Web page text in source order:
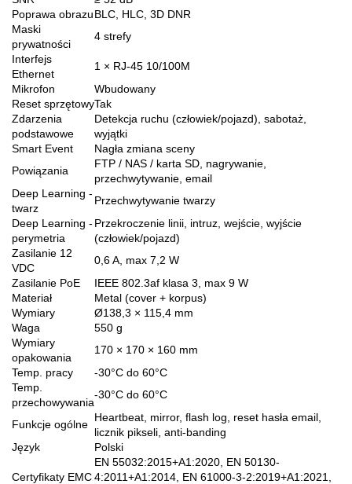
Poprawa obrazuBLC, HLC, 3D DNR
Maski
prywatności
4 strefy
Interfejs
Ethernet
1 × RJ-45 10/100M
Mikrofon
Wbudowany
Reset sprzętowyTak
Zdarzenia
podstawowe
Detekcja ruchu (człowiek/pojazd), sabotaż,
wyjątki
Smart Event
Nagła zmiana sceny
Powiązania
FTP / NAS / karta SD, nagrywanie,
przechwytywanie, email
Deep Learning -
twarz
Przechwytywanie twarzy
Deep Learning -
perymetria
Przekroczenie linii, intruz, wejście, wyjście
(człowiek/pojazd)
Zasilanie 12
VDC
0,6 A, max 7,2 W
Zasilanie PoE
IEEE 802.3af klasa 3, max 9 W
Materiał
Metal (cover + korpus)
Wymiary
Ø138,3 × 115,4 mm
Waga
550 g
Wymiary
opakowania
170 × 170 × 160 mm
Temp. pracy
-30°C do 60°C
Temp.
przechowywania
-30°C do 60°C
Funkcje ogólne
Heartbeat, mirror, flash log, reset hasła email,
licznik pikseli, anti-banding
Język
Polski
Certyfikaty EMC
EN 55032:2015+A1:2020, EN 50130-
4:2011+A1:2014, EN 61000-3-2:2019+A1:2021,